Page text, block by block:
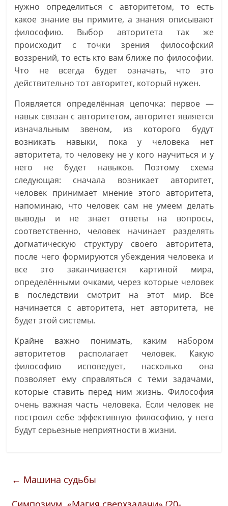
нужно определиться с авторитетом, то есть
какое знание вы примите, а знания описывают
философию. Выбор авторитета так же
происходит с точки зрения философский
воззрений, то есть кто вам ближе по философии.
Что не всегда будет означать, что это
действительно тот авторитет, который нужен.
Появляется определённая цепочка: первое —
навык связан с авторитетом, авторитет является
изначальным звеном, из которого будут
возникать навыки, пока у человека нет
авторитета, то человеку не у кого научиться и у
него не будет навыков. Поэтому схема
следующая: сначала возникает авторитет,
человек принимает мнение этого авторитета,
напоминаю, что человек сам не умеем делать
выводы и не знает ответы на вопросы,
соответственно, человек начинает разделять
догматическую структуру своего авторитета,
после чего формируются убеждения человека и
все это заканчивается картиной мира,
определёнными очками, через которые человек
в последствии смотрит на этот мир. Все
начинается с авторитета, нет авторитета, не
будет этой системы.
Крайне важно понимать, каким набором
авторитетов располагает человек. Какую
философию исповедует, насколько она
позволяет ему справляться с теми задачами,
которые ставить перед ним жизнь. Философия
очень важная часть человека. Если человек не
построил себе эффективную философию, у него
будут серьезные неприятности в жизни.
← Машина судьбы